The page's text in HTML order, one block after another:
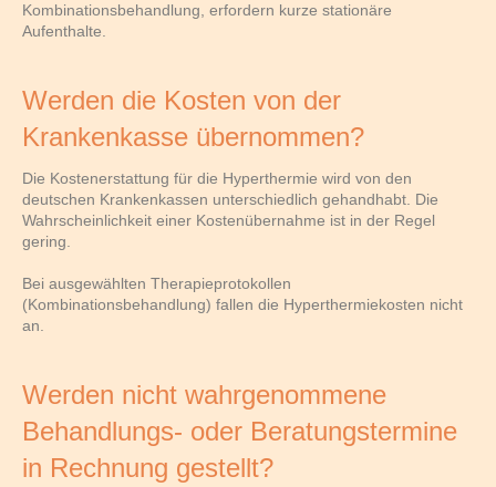
Kombinationsbehandlung, erfordern kurze stationäre
Aufenthalte.
Werden die Kosten von der
Krankenkasse übernommen?
Die Kostenerstattung für die Hyperthermie wird von den
deutschen Krankenkassen unterschiedlich gehandhabt. Die
Wahrscheinlichkeit einer Kostenübernahme ist in der Regel
gering.
Bei ausgewählten Therapieprotokollen
(Kombinationsbehandlung) fallen die Hyperthermiekosten nicht
an.
Werden nicht wahrgenommene
Behandlungs- oder Beratungstermine
in Rechnung gestellt?